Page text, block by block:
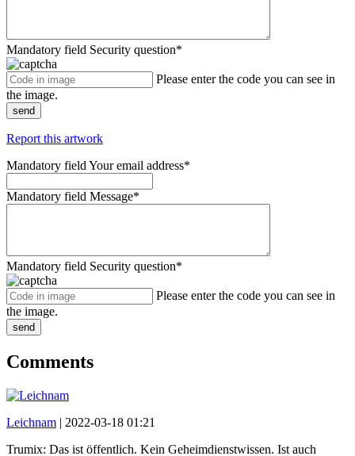
Mandatory field Security question*
Please enter the code you can see in
the image.
send
Report this artwork
Mandatory field Your email address*
Mandatory field Message*
Mandatory field Security question*
Please enter the code you can see in
the image.
send
Comments
Leichnam | 2022-03-18 01:21
Trumix: Das ist öffentlich. Kein Geheimdienstwissen. Ist auch